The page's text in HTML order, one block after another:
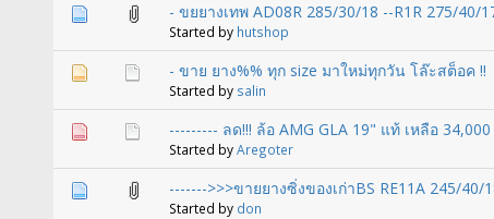
- ขยยางเทพ AD08R 285/30/18 --R1R 275/40/
Started by hutshop
- ขาย ยาง%% ทุก size มาใหม่ทุกวัน โล๊ะสต็อค !!
Started by salin
--------- ลด!!! ล้อ AMG GLA 19" แท้ เหลือ
Started byAregoter
------->>>ขายยางซิ่งของเก่าBS RE11A 245/
Started by don